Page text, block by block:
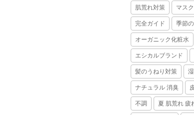
肌荒れ対策 マスク
完全ガイド 季節
オーガニック化粧水
エシカルブランド
髪のうねり対策
ナチュラル 消臭
不調 夏 肌荒れ 疲